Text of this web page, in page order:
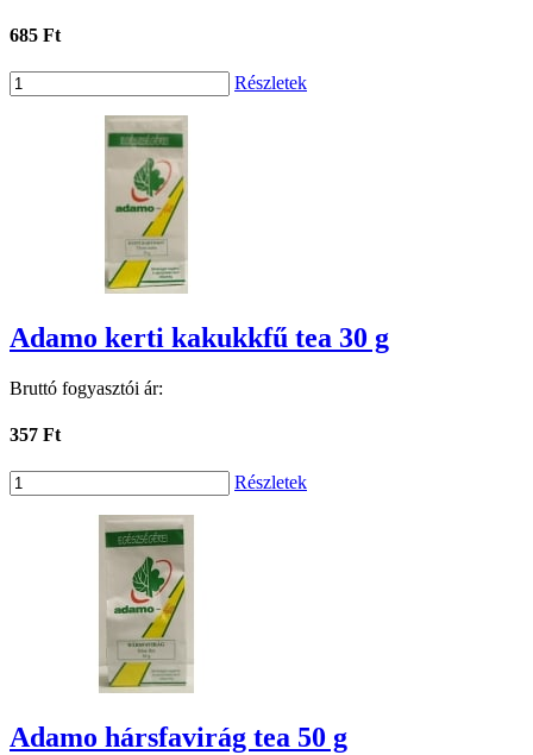
685 Ft
Részletek
Adamo kerti kakukkfű tea 30 g
Bruttó fogyasztói ár:
357 Ft
Részletek
Adamo hársfavirág tea 50 g